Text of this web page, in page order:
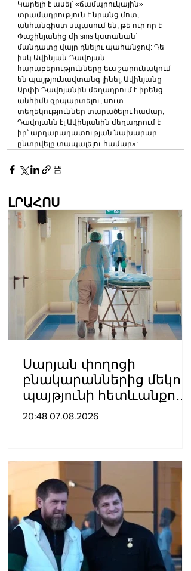
Կարելի է ասել՝ «ճամպրուկային»
տրամադրություն է նրանց մոտ,
անհանգիստ սպասում են, թե ուր որ է
Փաշինյանից մի sms կստանան՝
մանդատը վայր դնելու պահանջով: Դե
իսկ Ավինյան-Դավոյան
հարաբերությունները եւս շարունակում
են պայթյունավտանգ լինել, Ավինյանը
Արփի Դավոյանին մեղադրում է իրենց
անհիմն զրպարտելու, սուտ
տեղեկություններ տարածելու համար,
Դավոյանն էլ Ավինյանին մեղադրում է
իր՝ արդարադատության նախարար
ընտրվելը տապալելու համար»:
ԼՐԱՀՈՍ
Սարյան փողոցի
բնակարաններից մեկում
պայթյnւնի հետևանքով
55-ամյա տղամարդը
20:48 07.08.2026